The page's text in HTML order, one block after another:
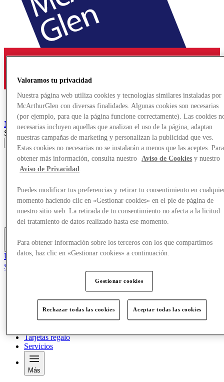
NeumünsterDesigner Outlet
Search input
Tiendas
Ofertas
Planifica tu visita
Restaurantes
Tarjetas regalo
Servicios
Más
Únete al club
Salvado
Ofertas
¿Qué pasa?
Planifica tu visita
Tarjetas regalo
Servicios
Más
Valoramos tu privacidad
Nuestra página web utiliza cookies y tecnologías similares instaladas por
McArthurGlen con diversas finalidades. Algunas cookies son necesarias
(por ejemplo, para que la página funcione correctamente). Las cookies
necesarias incluyen aquellas que analizan el uso de la página, adaptan
nuestras campañas de marketing y personalizan la publicidad que ves.
Estas cookies no necesarias no se instalarán a menos que las aceptes. Para
obtener más información, consulta nuestro
Aviso de Cookies y nuestro
Aviso de Privacidad.
Puedes modificar tus preferencias y retirar tu consentimiento en
momento haciendo clic en «Gestionar cookies» en el pie de página de
nuestro sitio web. La retirada de tu consentimiento no afecta a la licitud
del tratamiento de datos realizado hasta ese momento.
Para obtener información sobre los terceros con los que compartimos
datos, haz clic en «Gestionar cookies» a continuación.
Gestionar cookies
Rechazar todas las cookies Aceptar todas las cookies